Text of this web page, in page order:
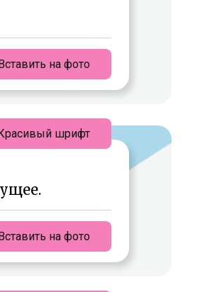
Вставить на фото
Вставить на фото
Красивый шрифт